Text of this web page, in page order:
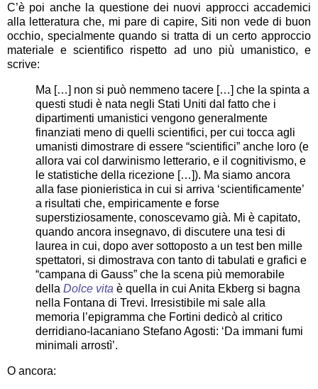
C’è poi anche la questione dei nuovi approcci accademici
alla letteratura che, mi pare di capire, Siti non vede di buon
occhio, specialmente quando si tratta di un certo approccio
materiale e scientifico rispetto ad uno più umanistico, e
scrive:
Ma […] non si può nemmeno tacere […] che la spinta a
questi studi è nata negli Stati Uniti dal fatto che i
dipartimenti umanistici vengono generalmente
finanziati meno di quelli scientifici, per cui tocca agli
umanisti dimostrare di essere “scientifici” anche loro (e
allora vai col darwinismo letterario, e il cognitivismo, e
le statistiche della ricezione […]). Ma siamo ancora
alla fase pionieristica in cui si arriva ‘scientificamente’
a risultati che, empiricamente e forse
superstiziosamente, conoscevamo già. Mi è capitato,
quando ancora insegnavo, di discutere una tesi di
laurea in cui, dopo aver sottoposto a un test ben mille
spettatori, si dimostrava con tanto di tabulati e grafici e
“campana di Gauss” che la scena più memorabile
della Dolce vita è quella in cui Anita Ekberg si bagna
nella Fontana di Trevi. Irresistibile mi sale alla
memoria l’epigramma che Fortini dedicò al critico
derridiano-lacaniano Stefano Agosti: ‘Da immani fumi
minimali arrostì’.
O ancora: